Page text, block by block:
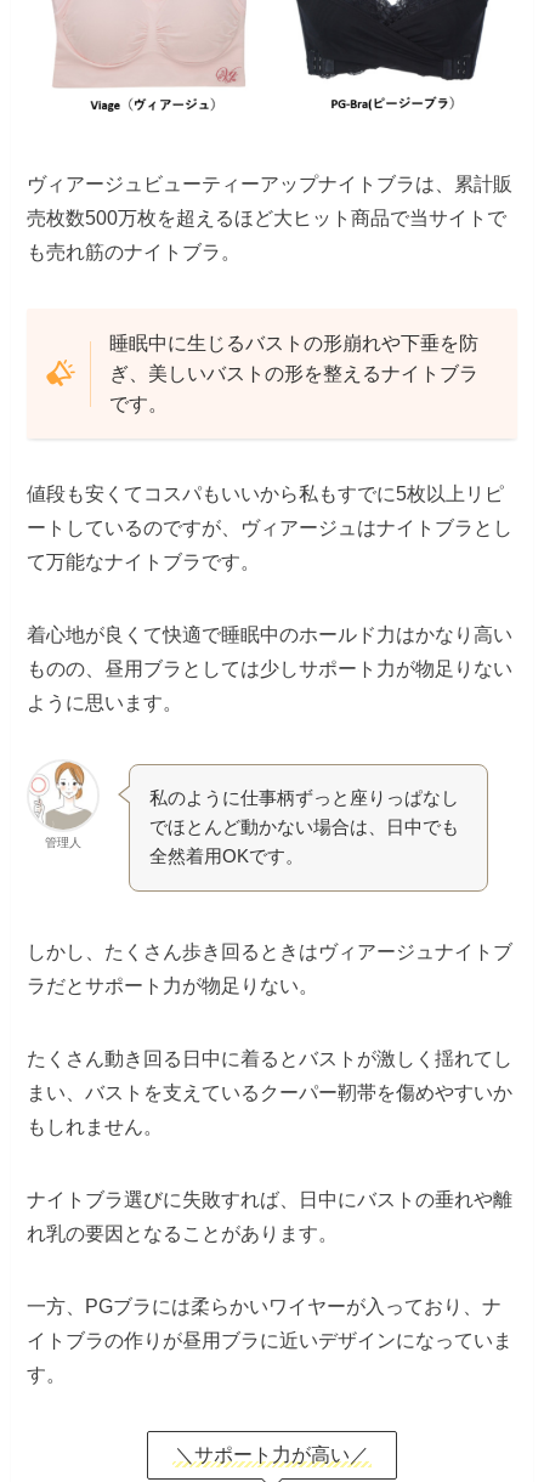
ヴィアージュビューティーアップナイトブラは、累計販
売枚数500万枚を超えるほど大ヒット商品で当サイトで
も売れ筋のナイトブラ。
睡眠中に生じるバストの形崩れや下垂を防
ぎ、美しいバストの形を整えるナイトブラ
です。
値段も安くてコスパもいいから私もすでに5枚以上リピ
ートしているのですが、ヴィアージュはナイトブラとし
て万能なナイトブラです。
着心地が良くて快適で睡眠中のホールド力はかなり高い
ものの、昼用ブラとしては少しサポート力が物足りない
ように思います。
管理人
私のように仕事柄ずっと座りっぱなし
でほとんど動かない場合は、日中でも
全然着用OKです。
しかし、たくさん歩き回るときはヴィアージュナイトブ
ラだとサポート力が物足りない。
たくさん動き回る日中に着るとバストが激しく揺れてし
まい、バストを支えているクーパー靭帯を傷めやすいか
もしれません。
ナイトブラ選びに失敗すれば、日中にバストの垂れや離
れ乳の要因となることがあります。
一方、PGブラには柔らかいワイヤーが入っており、ナ
イトブラの作りが昼用ブラに近いデザインになっていま
す。
＼サポート力が高い／